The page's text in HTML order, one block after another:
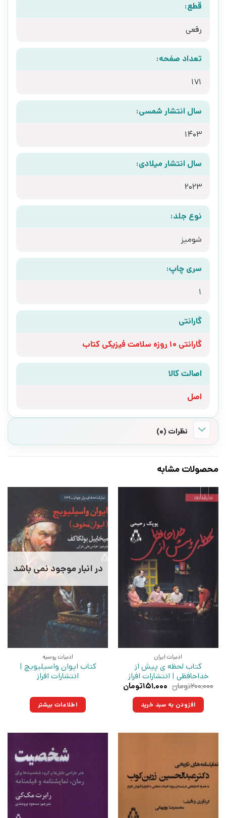
قطع:
رقعی
تعداد صفحه:
171
سال انتشار شمسی:
1403
سال انتشار میلادی:
2023
نوع جلد:
شومیز
سری چاپ:
1
گارانتی
گارانتی 10 روزه سلامت فیزیکی کتاب
اصالت کالا
اصل
نظرات (0)
محصولات مشابه
ادبیات ایران
کتاب لحظه ی پیش از
خداحافظی | انتشارات افراز
۲۰۰,۰۰۰تومان قیمت
۲۰۰,۰۰۰تومان
بود.
۱۵۱,۰۰۰تومانقیمت
فعلی:
افزودن به سبد خرید
در انبار موجود نمی باشد
ادبیات روسیه
کتاب ایوان واسیلیویچ |
انتشارات افراز
اطلاعات بیشتر